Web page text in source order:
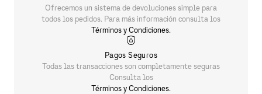
Ofrecemos un sistema de devoluciones simple para
todos los pedidos. Para más información consulta los
Términos y Condiciones.
Pagos Seguros
Todas las transacciones son completamente seguras
Consulta los
Términos y Condiciones.